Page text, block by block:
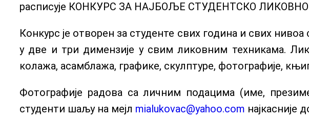
расписује КОНКУРС ЗА НАЈБОЉЕ СТУДЕНТСКО
Конкурс је отворен за студенте свих година и свих
у две и три димензије у свим ликовним техникама.
колажа, асамблажа, графике, скулптуре, фотографије,
Фотографије радова са личним подацима (име,
студенти шаљу на мејл mialukovac@yahoo.com најкасније